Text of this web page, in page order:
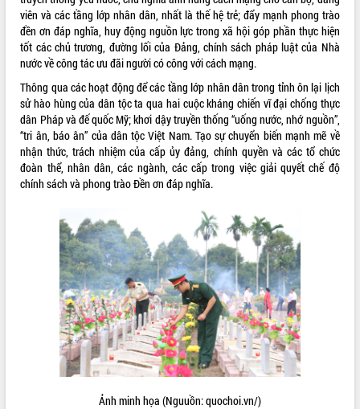
HỆ THỐNG VĂN BẢN
VĂN BẢN HĐND TỈNH
ĐIỂM TIN VĂN BẢN
QUY HOẠCH - KẾ HOẠCH
viên và các tầng lớp nhân dân, nhất là thế hệ trẻ; đẩy mạnh phong trào
đền ơn đáp nghĩa, huy động nguồn lực trong xã hội góp phần thực hiện
tốt các chủ trương, đường lối của Đảng, chính sách pháp luật của Nhà
nước về công tác ưu đãi người có công với cách mạng.
Thông qua các hoạt động để các tầng lớp nhân dân trong tỉnh ôn lại lịch
sử hào hùng của dân tộc ta qua hai cuộc kháng chiến vĩ đại chống thực
dân Pháp và đế quốc Mỹ; khơi dậy truyền thống “uống nước, nhớ nguồn”,
“tri ân, báo ân” của dân tộc Việt Nam. Tạo sự chuyển biến mạnh mẽ về
nhận thức, trách nhiệm của cấp ủy đảng, chính quyền và các tổ chức
đoàn thể, nhân dân, các ngành, các cấp trong việc giải quyết chế độ
chính sách và phong trào Đền ơn đáp nghĩa.
Ảnh minh họa (Nguuồn: quochoi.vn/)